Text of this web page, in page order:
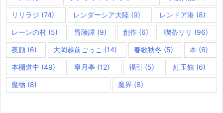
リリラジ (74) レンダーシア大陸 (9) レンドア港 (8)
レーンの村 (5) 冒険譚(9) 創作(6) 喫茶リリ (96)
夜顔 (6) 大岡越前ごっこ (14) 春歌秋冬 (5) 本 (6)
本棚道中 (49) 皐月亭 (12) 福引 (5) 紅玉館(6)
魔物 (8) 魔界 (8)